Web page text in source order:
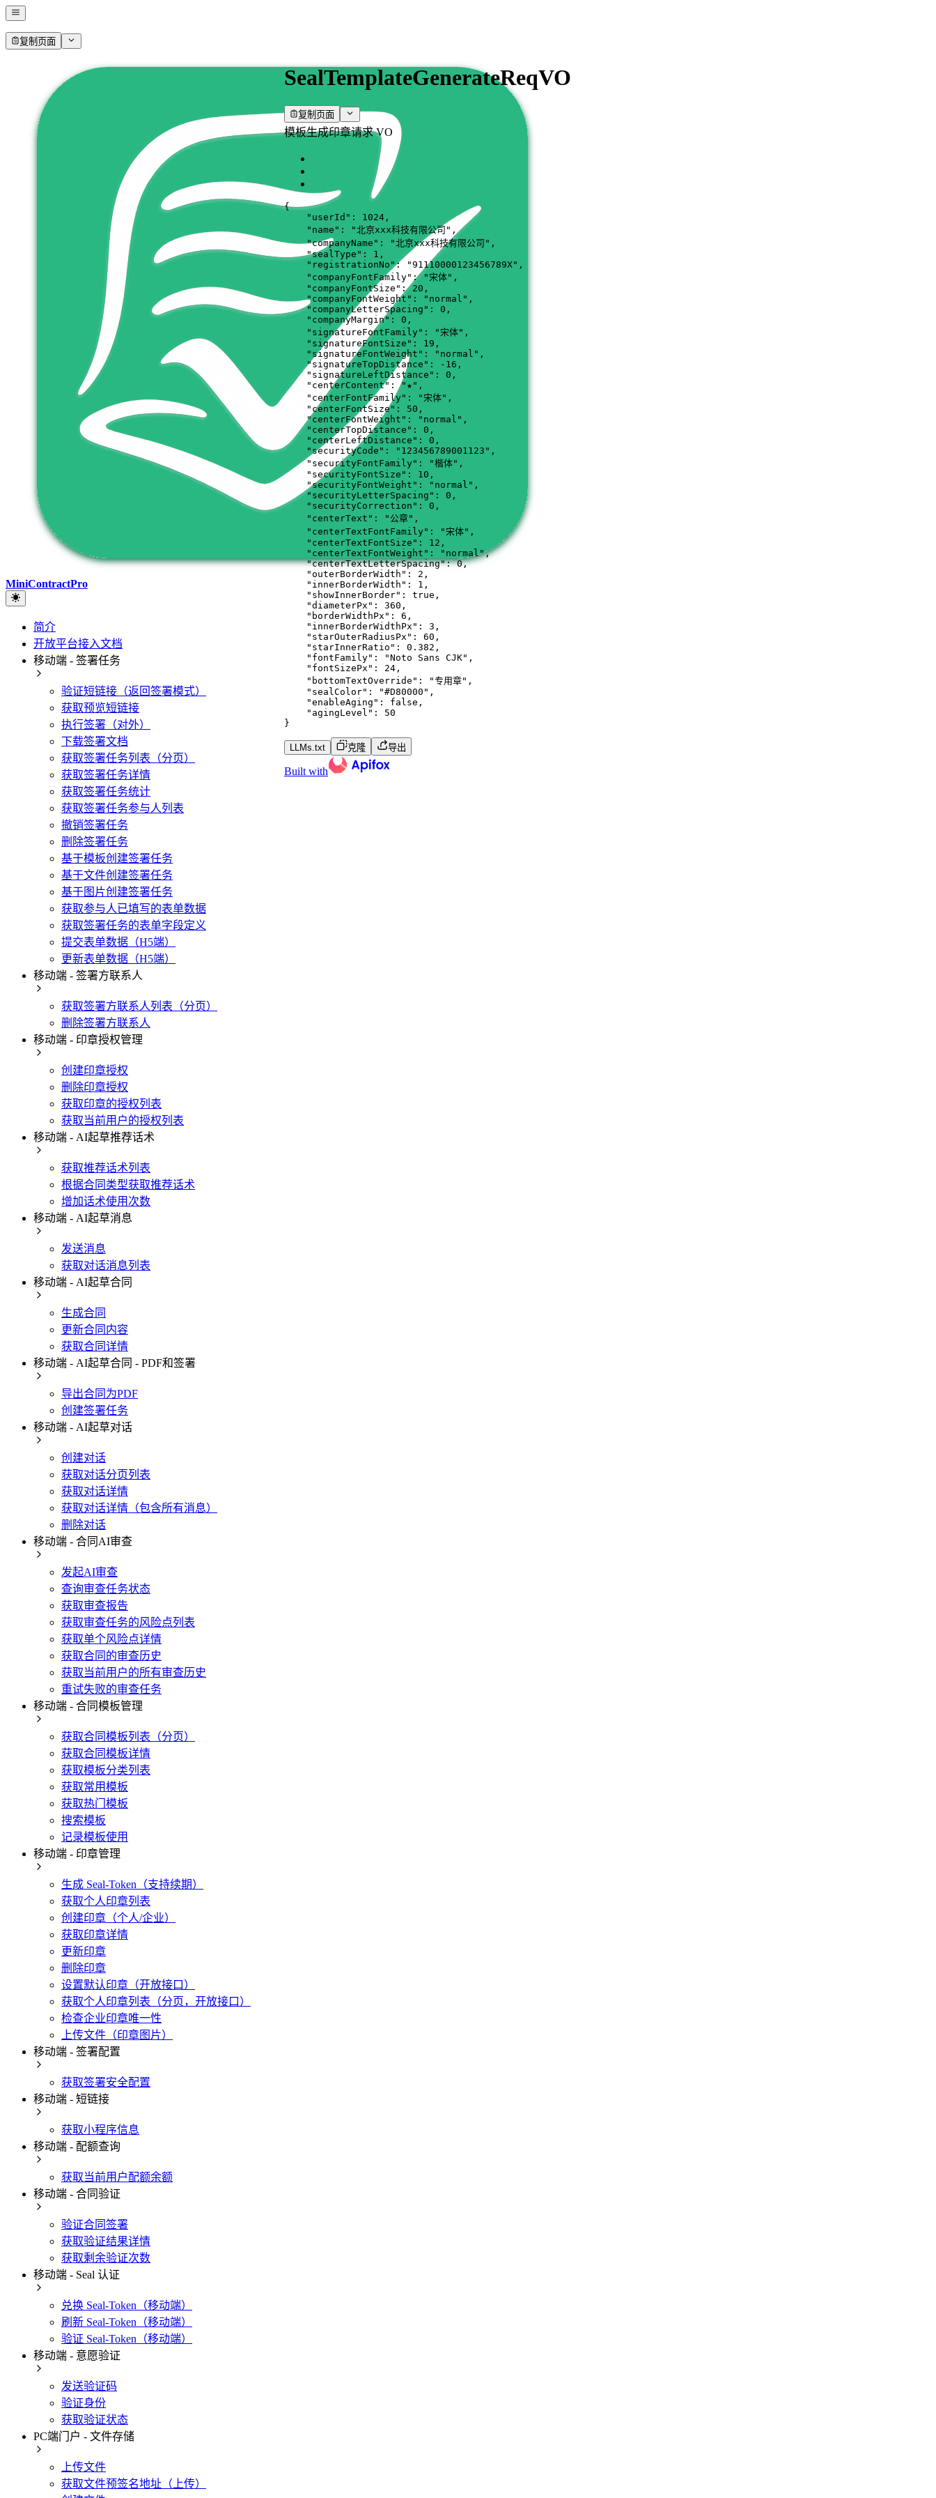
复制页面
MiniContractPro
简介
开放平台接入文档
移动端 - 签署任务
验证短链接（返回签署模式）
获取预览短链接
执行签署（对外）
下载签署文档
获取签署任务列表（分页）
获取签署任务详情
获取签署任务统计
获取签署任务参与人列表
撤销签署任务
删除签署任务
基于模板创建签署任务
基于文件创建签署任务
基于图片创建签署任务
获取参与人已填写的表单数据
获取签署任务的表单字段定义
提交表单数据（H5端）
更新表单数据（H5端）
移动端 - 签署方联系人
获取签署方联系人列表（分页）
删除签署方联系人
移动端 - 印章授权管理
创建印章授权
删除印章授权
获取印章的授权列表
获取当前用户的授权列表
移动端 - AI起草推荐话术
获取推荐话术列表
根据合同类型获取推荐话术
增加话术使用次数
移动端 - AI起草消息
发送消息
获取对话消息列表
移动端 - AI起草合同
生成合同
更新合同内容
获取合同详情
移动端 - AI起草合同 - PDF和签署
导出合同为PDF
创建签署任务
移动端 - AI起草对话
创建对话
获取对话分页列表
获取对话详情
获取对话详情（包含所有消息）
删除对话
移动端 - 合同AI审查
发起AI审查
查询审查任务状态
获取审查报告
获取审查任务的风险点列表
获取单个风险点详情
获取合同的审查历史
获取当前用户的所有审查历史
重试失败的审查任务
移动端 - 合同模板管理
获取合同模板列表（分页）
获取合同模板详情
获取模板分类列表
获取常用模板
获取热门模板
搜索模板
记录模板使用
移动端 - 印章管理
生成 Seal-Token（支持续期）
获取个人印章列表
创建印章（个人/企业）
获取印章详情
更新印章
删除印章
设置默认印章（开放接口）
获取个人印章列表（分页，开放接口）
检查企业印章唯一性
上传文件（印章图片）
移动端 - 签署配置
获取签署安全配置
移动端 - 短链接
获取小程序信息
移动端 - 配额查询
获取当前用户配额余额
移动端 - 合同验证
验证合同签署
获取验证结果详情
获取剩余验证次数
移动端 - Seal 认证
兑换 Seal-Token（移动端）
刷新 Seal-Token（移动端）
验证 Seal-Token（移动端）
移动端 - 意愿验证
发送验证码
验证身份
获取验证状态
PC端门户 - 文件存储
上传文件
获取文件预签名地址（上传）
SealTemplateGenerateReqVO
复制页面
模板生成印章请求 VO
{
"userId" : 1024 ,
"name" : "北京xxx科技有限公司" ,
"companyName" : "北京xxx科技有限公司" ,
"sealType" : 1 ,
"registrationNo": "91110000123456789X" ,
"companyFontFamily" : "宋体" ,
"companyFontSize" : 20 ,
"companyFontWeight" : "normal" ,
"companyLetterSpacing" : 0 ,
"companyMargin" : 0 ,
"signatureFontFamily" : "宋体" ,
"signatureFontSize" : 19 ,
"signatureFontWeight" : "normal" ,
"signatureTopDistance" : -16 ,
"signatureLeftDistance" : 0 ,
"centerContent" : "★" ,
"centerFontFamily" : "宋体" ,
"centerFontSize" : 50 ,
"centerFontWeight" : "normal" ,
"centerTopDistance" : 0 ,
"centerLeftDistance" : 0 ,
"securityCode" : "123456789001123" ,
"securityFontFamily" : "楷体" ,
"securityFontSize" : 10 ,
"securityFontWeight" : "normal" ,
"securityLetterSpacing" : 0 ,
"securityCorrection" : 0 ,
"centerText" : "公章" ,
"centerTextFontFamily" : "宋体" ,
"centerTextFontSize" : 12 ,
"centerTextFontWeight" : "normal",
"centerTextLetterSpacing": 0,
"outerBorderWidth" : 2 ,
"innerBorderWidth" : 1 ,
"showInnerBorder" : true ,
"diameterPx" : 360 ,
"borderWidthPx" : 6 ,
"innerBorderWidthPx" : 3 ,
"starOuterRadiusPx" : 60 ,
"starInnerRatio" : 0.382 ,
"fontFamily" : "Noto Sans CJK" ,
"fontSizePx" : 24 ,
"bottomTextOverride" : "专用章" ,
"sealColor" : "#D80000" ,
"enableAging" : false ,
"agingLevel" :
50
}
LLMs.txt 克隆 导出
Built with